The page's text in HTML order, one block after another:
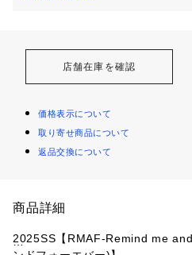
店舗在庫を確認
価格表示について
取り寄せ商品について
返品交換について
商品詳細
2025SS【RMAF-Remind me